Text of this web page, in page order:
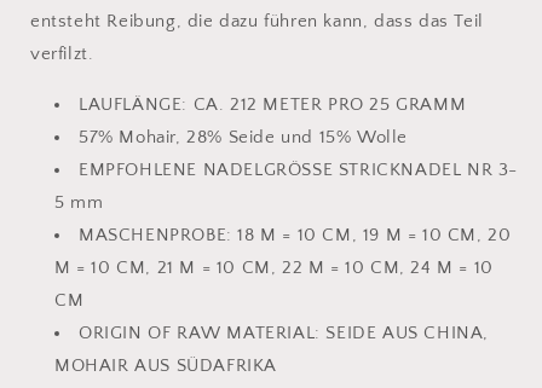
entsteht Reibung, die dazu führen kann, dass das Teil
verfilzt.
LAUFLÄNGE: CA. 212 METER PRO 25 GRAMM
57% Mohair, 28% Seide und 15% Wolle
EMPFOHLENE NADELGRÖSSE STRICKNADEL NR 3-
5 mm
MASCHENPROBE: 18 M = 10 CM, 19 M = 10 CM, 20
M = 10 CM, 21 M = 10 CM, 22 M = 10 CM, 24 M = 10
CM
ORIGIN OF RAW MATERIAL: SEIDE AUS CHINA,
MOHAIR AUS SÜDAFRIKA